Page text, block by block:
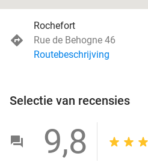
Rochefort
Rue de Behogne 46
Routebeschrijving
Selectie van recensies
9,8